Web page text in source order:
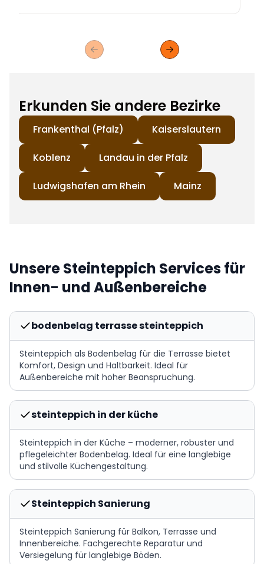
Previous slide Next slide
Erkunden Sie andere Bezirke
Frankenthal (Pfalz) Kaiserslautern
Koblenz Landau in der Pfalz
Ludwigshafen am Rhein Mainz
Unsere Steinteppich Services für
Innen- und Außenbereiche
bodenbelag terrasse steinteppich
Steinteppich als Bodenbelag für die Terrasse bietet
Komfort, Design und Haltbarkeit. Ideal für
Außenbereiche mit hoher Beanspruchung.
steinteppich in der küche
Steinteppich in der Küche – moderner, robuster und
pflegeleichter Bodenbelag. Ideal für eine langlebige
und stilvolle Küchengestaltung.
Steinteppich Sanierung
Steinteppich Sanierung für Balkon, Terrasse und
Innenbereiche. Fachgerechte Reparatur und
Versiegelung für langlebige Böden.